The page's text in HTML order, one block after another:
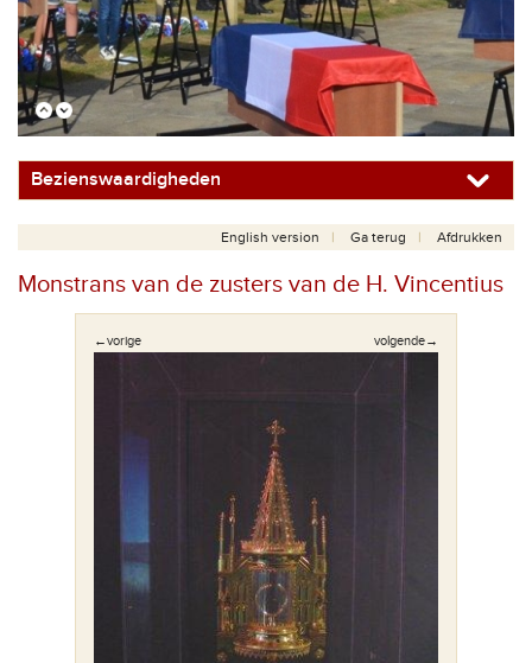
Bezienswaardigheden
English version Ga terug Afdrukken
Monstrans van de zusters van de H. Vincentius
←vorige volgende→